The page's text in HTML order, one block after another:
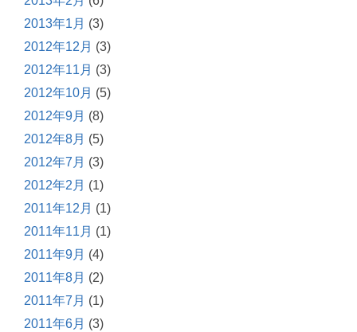
2013年1月 (3)
2012年12月 (3)
2012年11月 (3)
2012年10月 (5)
2012年9月 (8)
2012年8月 (5)
2012年7月 (3)
2012年2月 (1)
2011年12月 (1)
2011年11月 (1)
2011年9月 (4)
2011年8月 (2)
2011年7月 (1)
2011年6月 (3)